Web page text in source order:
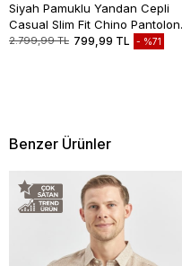
Siyah Pamuklu Yandan Cepli
Casual Slim Fit Chino Pantolon
1003235117
2.799,99 TL 799,99 TL %71
Benzer Ürünler